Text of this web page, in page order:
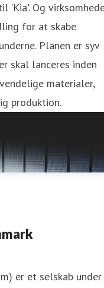
'Kia'. Og
for at skabe
Planen er syv
skal lanceres inden
materialer,
produktion.
er et selskab under